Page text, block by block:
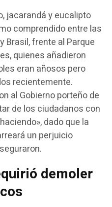
jacarandá y eucalipto
comprendido entre las
Brasil, frente al Parque
quienes añadieron
eran añosos pero
recientemente.
al Gobierno porteño de
de los ciudadanos con
dado que la
un perjuicio
demoler